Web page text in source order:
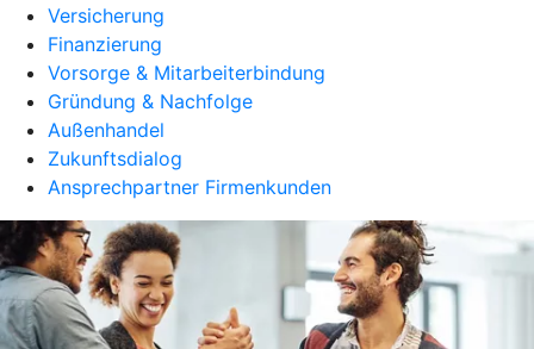
Versicherung
Finanzierung
Vorsorge & Mitarbeiterbindung
Gründung & Nachfolge
Außenhandel
Zukunftsdialog
Ansprechpartner Firmenkunden